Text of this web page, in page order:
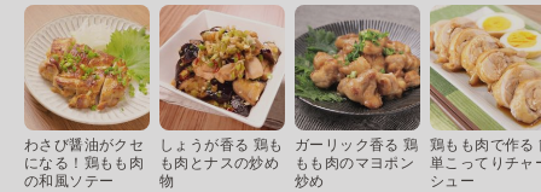
わさび醤油がクセ
になる！鶏もも肉
の和風ソテー
しょうが香る 鶏も
も肉とナスの炒め
物
ガーリック香る 鶏
もも肉のマヨポン
炒め
鶏もも肉で作る
単こってりチャ
シュー